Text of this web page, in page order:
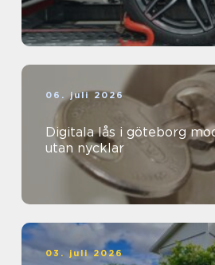
06. juli 2026
Digitala lås i göteborg modern säkerhet
utan nycklar
03. juli 2026